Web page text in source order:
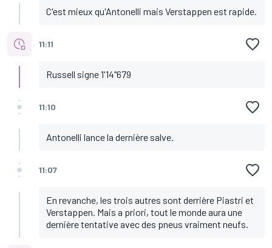
C'est mieux qu'Antonelli mais Verstappen est rapide.
11:11
Russell signe 1'14"679
11:10
Antonelli lance la dernière salve.
11:07
En revanche, les trois autres sont derrière Piastri et
Verstappen. Mais a priori, tout le monde aura une
dernière tentative avec des pneus vraiment neufs.